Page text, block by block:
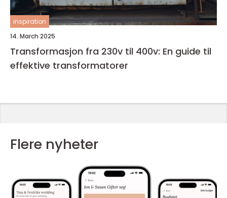
inspiration
14. March 2025
Transformasjon fra 230v til 400v: En guide til
effektive transformatorer
Flere nyheter